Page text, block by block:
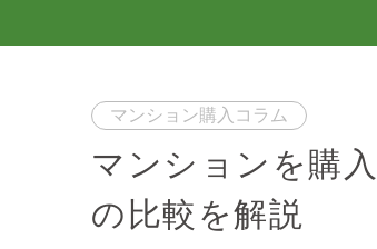
マンション購入コラム
マンションを購
の比較を解説